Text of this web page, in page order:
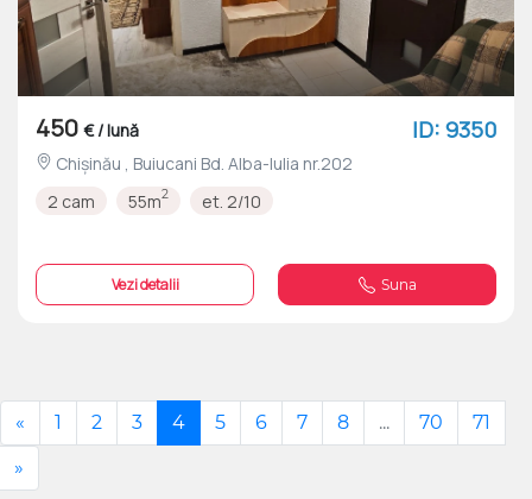
450 € / lună ID: 9350
Chișinău , Buiucani Bd. Alba-Iulia nr.202
2 cam
55m2 et. 2/10
Vezi detalii Suna
« 1 2 3 4 5 6 7 8 ... 70
71
»